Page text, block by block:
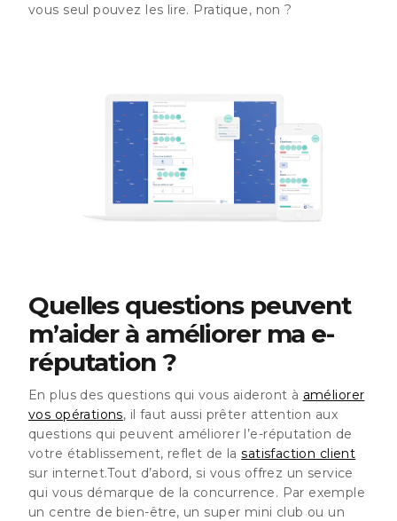
vous seul pouvez les lire. Pratique, non ?
Quelles questions peuvent
m’aider à améliorer ma e-
réputation ?
En plus des questions qui vous aideront à améliorer
vos opérations, il faut aussi prêter attention aux
questions qui peuvent améliorer l’e-réputation de
votre établissement, reflet de lasatisfaction client
sur internet.Tout d’abord, si vous offrez un service
qui vous démarque de la concurrence. Par exemple
un centre de bien-être, un super mini club ou un